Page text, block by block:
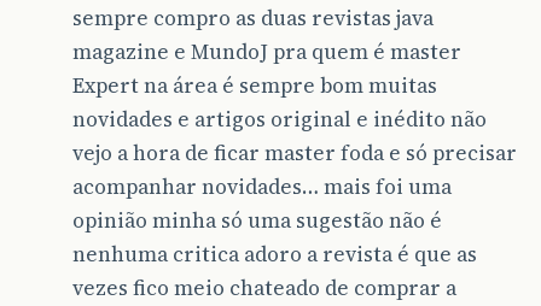
sempre compro as duas revistas java
magazine e MundoJ pra quem é master
Expert na área é sempre bom muitas
novidades e artigos original e inédito não
vejo a hora de ficar master foda e só precisar
acompanhar novidades… mais foi uma
opinião minha só uma sugestão não é
nenhuma critica adoro a revista é que as
vezes fico meio chateado de comprar a